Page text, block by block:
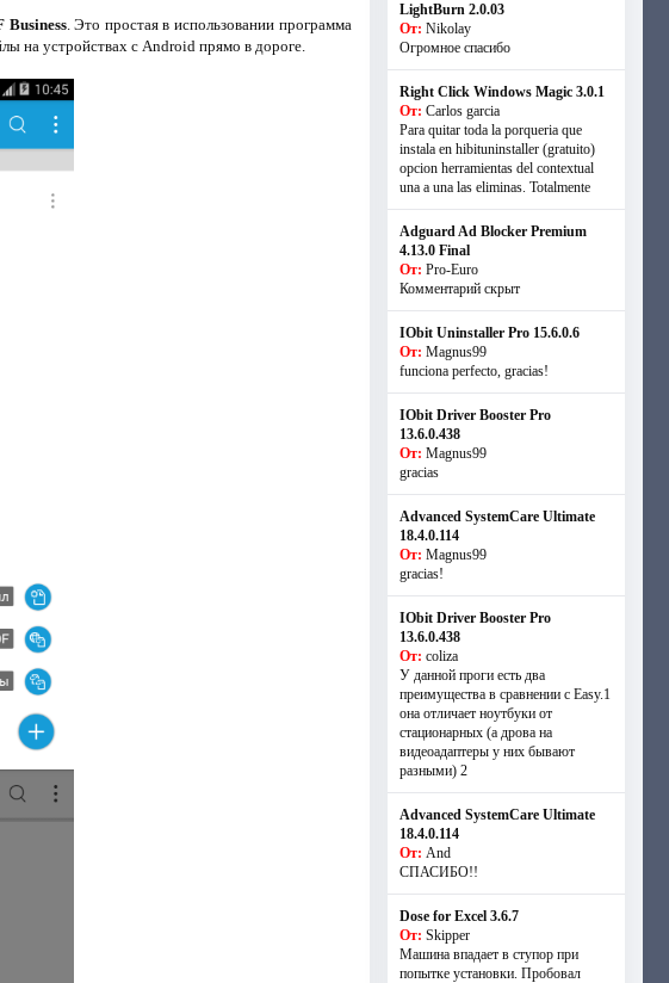
Business. Это простая в использовании программа
на устройствах с Android прямо в дороге.
LightBurn 2.0.03
От: Nikolay
Огромное спасибо
Right Click Windows Magic 3.0.1
От: Carlos garcia
Para quitar toda la porqueria que
instala en hibituninstaller (gratuito)
opcion herramientas del contextual
una a una las eliminas. Totalmente
Adguard Ad Blocker Premium
4.13.0 Final
От: Pro-Euro
Комментарий скрыт
IObit Uninstaller Pro 15.6.0.6
От: Magnus99
funciona perfecto, gracias!
IObit Driver Booster Pro
13.6.0.438
От: Magnus99
gracias
Advanced SystemCare Ultimate
18.4.0.114
От: Magnus99
gracias!
IObit Driver Booster Pro
13.6.0.438
От: coliza
У данной проги есть два
преимущества в сравнении с Easy.1
она отличает ноутбуки от
стационарных (а дрова на
видеоадаптеры у них бывают
разными) 2
Advanced SystemCare Ultimate
18.4.0.114
От: And
СПАСИБО!!
Dose for Excel 3.6.7
От: Skipper
Машина впадает в ступор при
попытке установки. Пробовал